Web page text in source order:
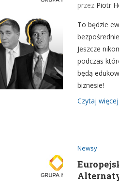
przez Piotr
To będzie
Jeszcze
podczas
będą
biznesie!
Czytaj więcej
Newsy